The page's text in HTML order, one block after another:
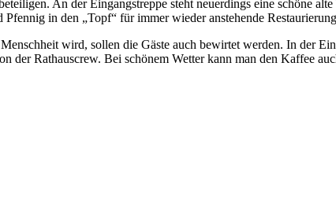
An der Eingangstreppe steht neuerdings eine schöne
in den „Topf“ für immer wieder anstehende
wird, sollen die Gäste auch bewirtet werden. In der
der Rathauscrew. Bei schönem Wetter kann man den Kaffee